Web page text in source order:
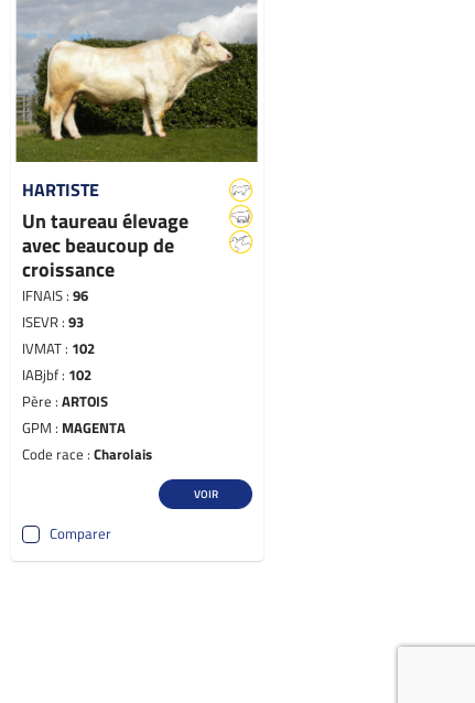
HARTISTE
Un taureau élevage
avec beaucoup de
croissance
IFNAIS : 96
ISEVR : 93
IVMAT : 102
IABjbf : 102
Père : ARTOIS
GPM : MAGENTA
Code race : Charolais
VOIR
Comparer